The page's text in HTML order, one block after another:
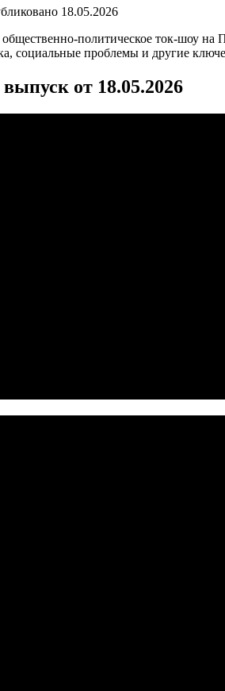
18.05.2026
политическое ток-шоу
социальные проблемы и другие
от 18.05.2026